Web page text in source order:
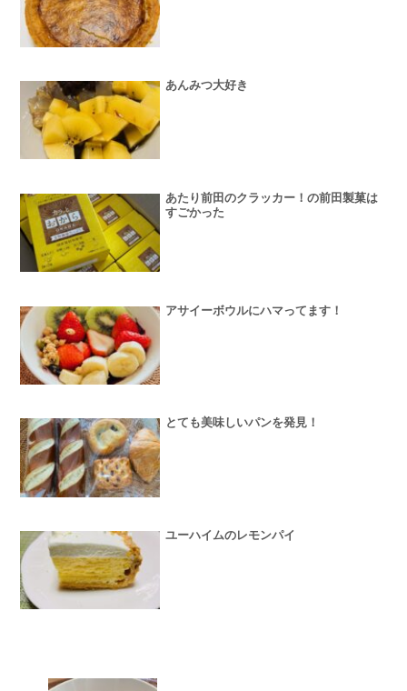
あんみつ大好き
あたり前田のクラッカー！の前田製菓は
すごかった
アサイーボウルにハマってます！
とても美味しいパンを発見！
ユーハイムのレモンパイ